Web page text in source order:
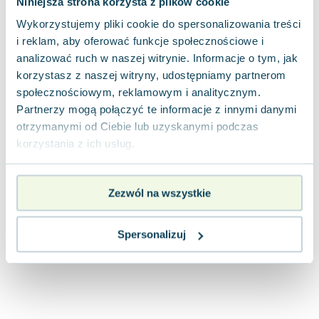
Wykorzystujemy pliki cookie do spersonalizowania treści
i reklam, aby oferować funkcje społecznościowe i
analizować ruch w naszej witrynie. Informacje o tym, jak
korzystasz z naszej witryny, udostępniamy partnerom
społecznościowym, reklamowym i analitycznym.
Partnerzy mogą połączyć te informacje z innymi danymi
otrzymanymi od Ciebie lub uzyskanymi podczas
korzystania z ich usług.
Zezwól na wszystkie
Spersonalizuj
Joseph Murphy
Jan Sztaudynger
Aleksander Puszkin
Oscar Wilde
Małgorzata Ohme
Leszek Czarnecki
Joanna Racewicz
Janina Zającówna
Anna Prus (oprac.)
Nela Mała Reporterka
Agnieszka Maciąg